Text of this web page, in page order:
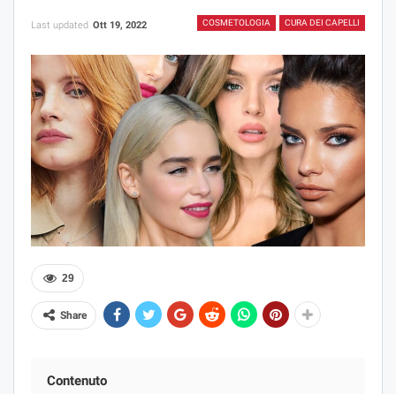
COSMETOLOGIA CURA DEI CAPELLI
Last updated Ott 19, 2022
29
Share
Contenuto